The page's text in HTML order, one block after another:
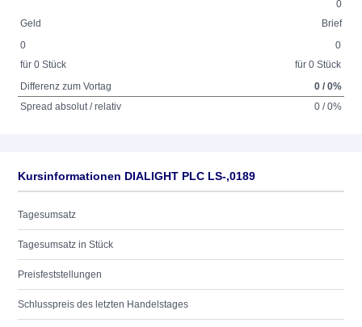
0
Geld
Brief
0
für 0 Stück
0
für 0 Stück
Differenz zum Vortag
0 / 0%
Spread absolut / relativ
0 / 0%
Kursinformationen DIALIGHT PLC LS-,0189
Tagesumsatz
Tagesumsatz in Stück
Preisfeststellungen
Schlusspreis des letzten Handelstages